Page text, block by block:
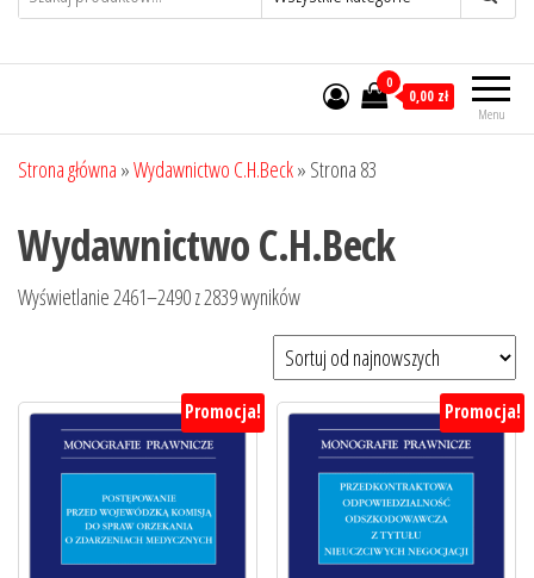
Menu
0
0,00 zł
Strona główna »Wydawnictwo C.H.Beck» Strona 83
Wydawnictwo C.H.Beck
Wyświetlanie 2461–2490 z 2839 wynikówPosortowane
według
najnowszych
Promocja! Promocja!